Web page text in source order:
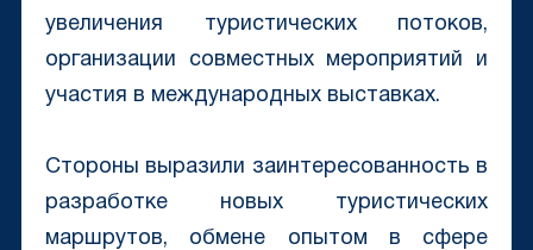
увеличения туристических потоков,
организации совместных мероприятий и
участия в международных выставках.
Стороны выразили заинтересованность в
разработке новых туристических
маршрутов, обмене опытом в сфере